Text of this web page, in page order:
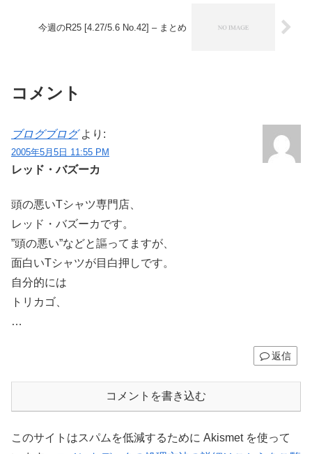
今週のR25 [4.27/5.6 No.42] – まとめ
コメント
ブログブログ より:
2005年5月5日 11:55 PM
レッド・バズーカ
頭の悪いTシャツ専門店、
レッド・バズーカです。
”頭の悪い”などと謳ってますが、
面白いTシャツが目白押しです。
自分的には
トリカゴ、
…
返信
コメントを書き込む
このサイトはスパムを低減するために Akismet を使って